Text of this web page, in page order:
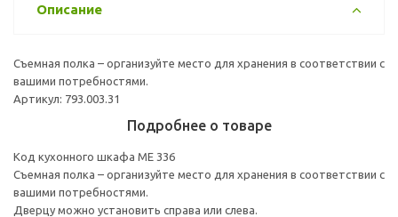
Описание
Съемная полка – организуйте место для хранения в соответствии с
вашими потребностями.
Артикул: 793.003.31
Подробнее о товаре
Код кухонного шкафа ME 336
Съемная полка – организуйте место для хранения в соответствии с
вашими потребностями.
Дверцу можно установить справа или слева.